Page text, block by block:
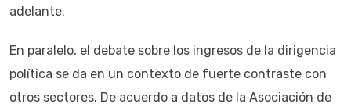
adelante.
En paralelo, el debate sobre los ingresos de la dirigencia
política se da en un contexto de fuerte contraste con
otros sectores. De acuerdo a datos de la Asociación de